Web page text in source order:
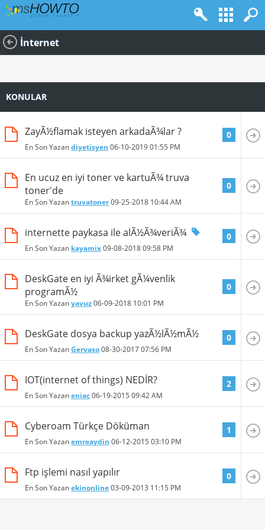
İnternet
KONULAR
ZayÃ½flamak isteyen arkadaÃ¾lar ?
En Son Yazandiyetisyen 06-10-201901:55 PM
0
En ucuz en iyi toner ve kartuÃ¾ truva
toner'de
En Son Yazantruvatoner09-25-2018 10:44 AM
0
internette paykasa ile alÃ½Ã¾veriÃ¾
En Son Yazan kayamix09-08-201809:58 PM
0
DeskGate en iyi Ã¾irket gÃ¼venlik
programÃ½
En Son Yazanyavuz06-09-2018 10:01 PM
0
DeskGate dosya backup yazÃ½lÃ½mÃ½
En Son YazanGervaso08-30-201707:56 PM
0
IOT(internet of things) NEDİR?
En Son Yazaneniac06-19-2015 09:42 AM
2
Cyberoam Türkçe Döküman
En Son Yazanemreaydin 06-12-2015 03:10 PM
1
Ftp işlemi nasıl yapılır
En Son Yazanekinonline03-09-2013 11:15 PM
0